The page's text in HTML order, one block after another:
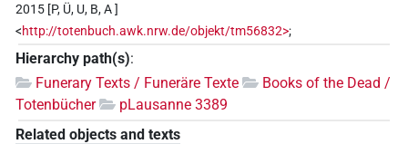
2015 [P, Ü, U, B, A ]
<http://totenbuch.awk.nrw.de/objekt/tm56832>;
Hierarchy path(s):
Funerary Texts / Funeräre Texte
Books of the Dead /
Totenbücher
pLausanne 3389
Related objects and texts